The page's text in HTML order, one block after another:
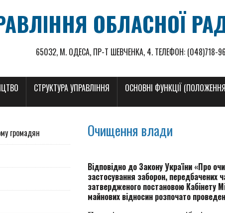
ОБЛАСНОЇ
65032, М. ОДЕСА, ПР-Т ШЕВЧЕНКА, 4. ТЕЛЕФОН: (048)718-
СТРУКТУРА УПРАВЛІННЯ ОСНОВНІ ФУНКЦІЇ
Очищення влади
Відповідно до Закону України «Про
застосування заборон, передбачених
затвердженого постановою Кабінету
майнових відносин розпочато
громадян